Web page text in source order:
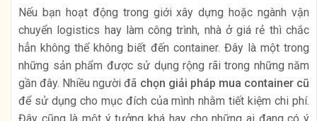
Nếu bạn hoạt động trong giới xây dựng hoặc ngành vận
chuyển logistics hay làm công trình, nhà ở giá rẻ thì chắc
hẳn không thể không biết đến container. Đây là một trong
những sản phẩm được sử dụng rộng rãi trong những năm
gần đây. Nhiều người đã chọn giải pháp mua container cũ
để sử dụng cho mục đích của mình nhằm tiết kiệm chi phí.
Đây cũng là một ý tưởng khá hay cho những ai đang có ý